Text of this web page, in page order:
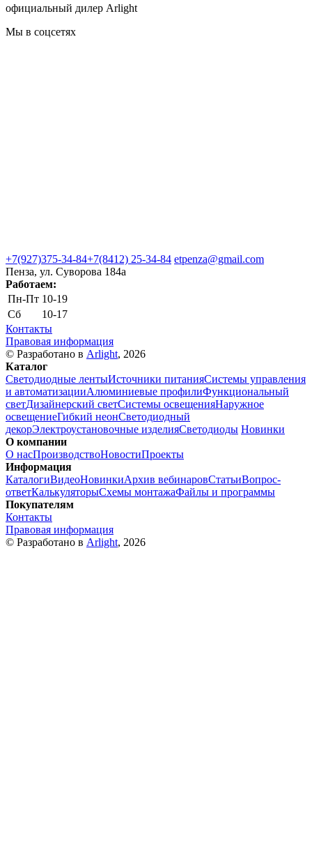
официальный дилер Arlight
Мы в соцсетях
+7(927)375-34-84+7(8412) 25-34-84 etpenza@gmail.com
Пенза, ул. Cуворова 184а
Работаем:
Пн-Пт 10-19
Сб
10-17
Контакты
Правовая информация
© Разработано в Arlight, 2026
Каталог
Светодиодные лентыИсточники питанияСистемы управления
и автоматизацииАлюминиевые профилиФункциональный
светДизайнерский светСистемы освещенияНаружное
освещениеГибкий неонСветодиодный
декорЭлектроустановочные изделияСветодиоды Новинки
О компании
О насПроизводствоНовостиПроекты
Информация
КаталогиВидеоНовинкиАрхив вебинаровСтатьиВопрос-
ответКалькуляторыСхемы монтажаФайлы и программы
Покупателям
Контакты
Правовая информация
© Разработано в Arlight, 2026